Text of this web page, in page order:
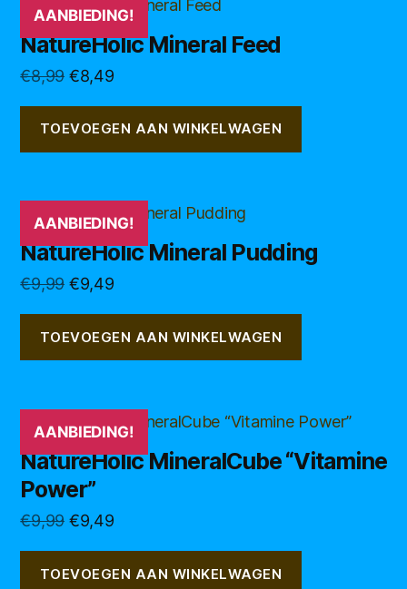
AANBIEDING!
NatureHolic Mineral Feed
€8,99 Oorspronkelijke
was:
€8,99.
€8,49Huidige
is:
€8,49.
TOEVOEGEN AAN WINKELWAGEN
AANBIEDING!
NatureHolic Mineral Pudding
€9,99 Oorspronkelijke
was:
€9,99.
€9,49Huidige
is:
€9,49.
TOEVOEGEN AAN WINKELWAGEN
AANBIEDING!
NatureHolic MineralCube “Vitamine
Power”
€9,99 Oorspronkelijke
was:
€9,49Huidige
is:
TOEVOEGEN AAN WINKELWAGEN